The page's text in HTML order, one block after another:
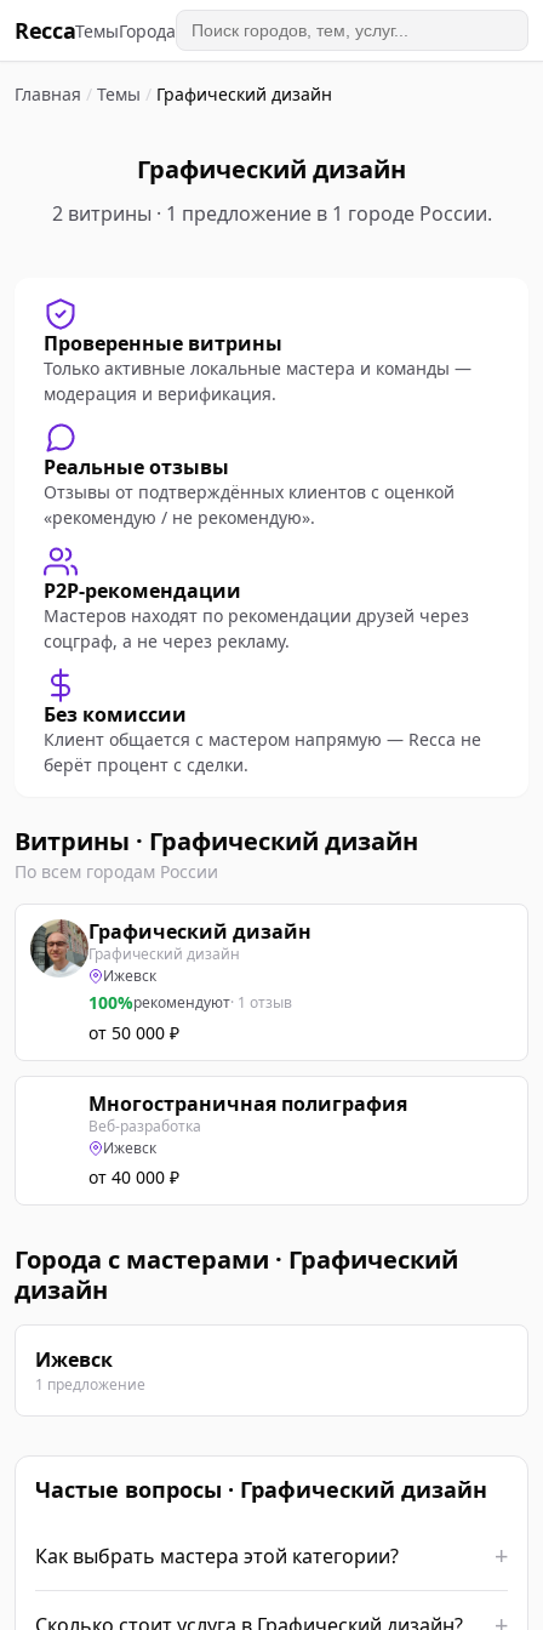
ReccaТемыГорода
Главная / Темы / Графический дизайн
Графический дизайн
2 витрины · 1 предложение в 1 городе России.
Проверенные витрины
Только активные локальные мастера и команды —
модерация и верификация.
Реальные отзывы
Отзывы от подтверждённых клиентов с оценкой
«рекомендую / не рекомендую».
P2P-рекомендации
Мастеров находят по рекомендации друзей через
соцграф, а не через рекламу.
Без комиссии
Клиент общается с мастером напрямую — Recca не
берёт процент с сделки.
Витрины · Графический дизайн
По всем городам России
Графический дизайн
Графический дизайн
Ижевск
100%рекомендуют· 1 отзыв
от 50 000 ₽
Многостраничная полиграфия
Веб-разработка
Ижевск
от 40 000 ₽
Города с мастерами · Графический
дизайн
Ижевск
1 предложение
Частые вопросы · Графический дизайн
Как выбрать мастера этой категории?